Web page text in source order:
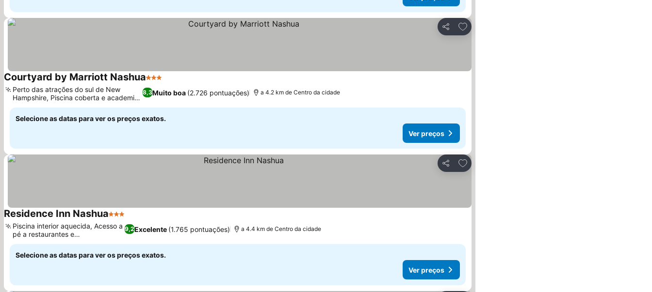
Partilhar
Adicionar aos favoritos
Courtyard by Marriott Nashua3 Estrelas
8,3Muito boa (2.726 pontuações)
Perto das atrações do sul de New
Hampshire, Piscina coberta e academia
bem equipada
a 4.2 km de Centro da cidade
Selecione as datas para ver os preços exatos.
Ver preços
Partilhar
Adicionar aos favoritos
Residence Inn Nashua3 Estrelas
9,2Excelente (1.765 pontuações)
Piscina interior aquecida, Acesso a
pé a restaurantes e
supermercados
a 4.4 km de Centro da cidade
Selecione as datas para ver os preços exatos.
Ver preços